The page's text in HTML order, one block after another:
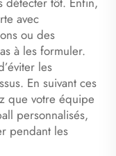
avec
ou des
à les formuler.
les
En suivant ces
que votre équipe
personnalisés,
pendant les